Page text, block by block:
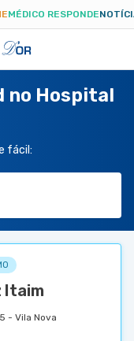
MÉDICO RESPONDE
no Hospital
fácil:
Itaim
- Vila Nova